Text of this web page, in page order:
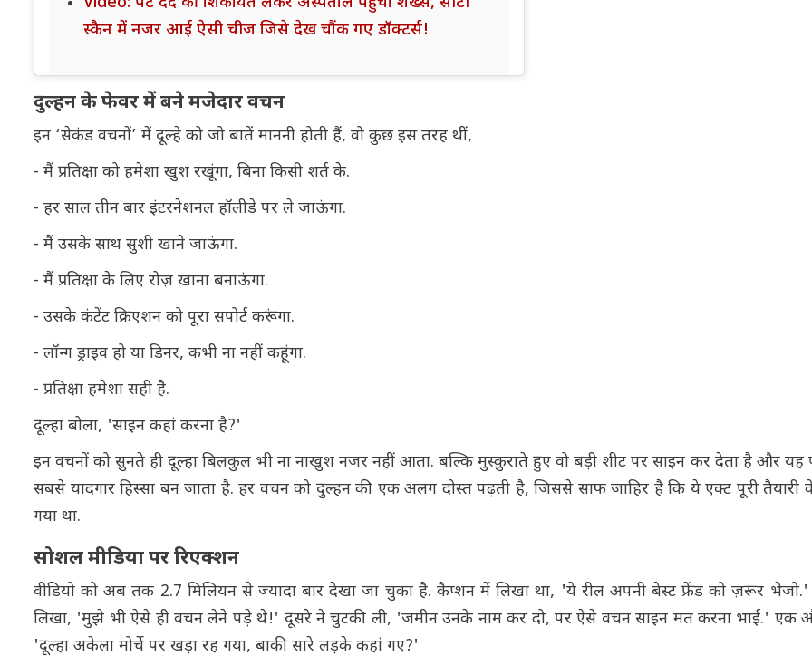
स्कैन में नजर आई ऐसी चीज जिसे देख चौंक गए डॉक्टर्स!
दुल्हन के फेवर में बने मजेदार वचन
इन ‘सेकंड वचनों’ में दूल्हे को जो बातें माननी होती हैं, वो कुछ इस तरह थीं,
- मैं प्रतिक्षा को हमेशा खुश रखूंगा, बिना किसी शर्त के.
- हर साल तीन बार इंटरनेशनल हॉलीडे पर ले जाऊंगा.
- मैं उसके साथ सुशी खाने जाऊंगा.
- मैं प्रतिक्षा के लिए रोज़ खाना बनाऊंगा.
- उसके कंटेंट क्रिएशन को पूरा सपोर्ट करूंगा.
- लॉन्ग ड्राइव हो या डिनर, कभी ना नहीं कहूंगा.
- प्रतिक्षा हमेशा सही है.
दूल्हा बोला, 'साइन कहां करना है?'
इन वचनों को सुनते ही दूल्हा बिलकुल भी ना नाखुश नजर नहीं आता. बल्कि मुस्कुराते हुए वो बड़ी शीट पर साइन कर देता है और यह
सबसे यादगार हिस्सा बन जाता है. हर वचन को दुल्हन की एक अलग दोस्त पढ़ती है, जिससे साफ जाहिर है कि ये एक्ट पूरी तैयारी
गया था.
सोशल मीडिया पर रिएक्शन
वीडियो को अब तक 2.7 मिलियन से ज्यादा बार देखा जा चुका है. कैप्शन में लिखा था, 'ये रील अपनी बेस्ट फ्रेंड को ज़रूर
लिखा, 'मुझे भी ऐसे ही वचन लेने पड़े थे!' दूसरे ने चुटकी ली, 'जमीन उनके नाम कर दो, पर ऐसे वचन साइन मत करना भाई.' एक
'दूल्हा अकेला मोर्चे पर खड़ा रह गया, बाकी सारे लड़के कहां गए?'